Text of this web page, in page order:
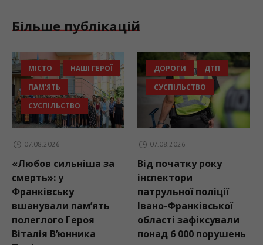
Більше публікацій
МІСТО
НАШІ ГЕРОЇ
ПАМ'ЯТЬ
СУСПІЛЬСТВО
07.08.2026
«Любов сильніша за
смерть»: у
Франківську
вшанували пам’ять
полеглого Героя
Віталія В’юнника
ДОРОГИ
ДТП
СУСПІЛЬСТВО
07.08.2026
Від початку року
інспектори
патрульної поліції
Івано-Франківської
області зафіксували
понад 6 000 порушень